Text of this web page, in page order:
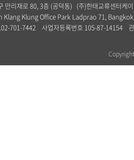
만리재로 80, 3층 (공덕동) (주)한태교류센터케
Klang Klung Office Park Ladprao 71,
701-7442 사업자등록번호 105-87-14154